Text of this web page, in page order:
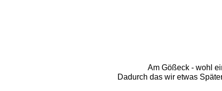
Am Gößeck - wohl
Dadurch das wir etwas